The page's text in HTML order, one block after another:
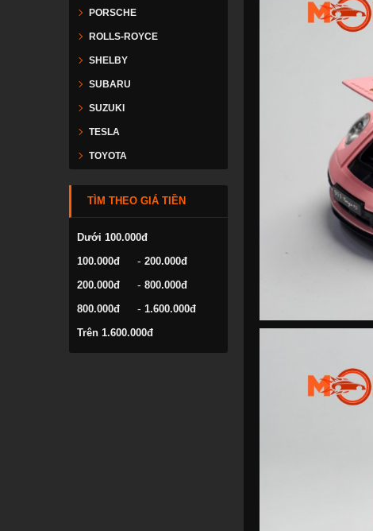
PORSCHE
ROLLS-ROYCE
SHELBY
SUBARU
SUZUKI
TESLA
TOYOTA
VOLKSWAGEN
TÌM THEO GIÁ TIỀN
Dưới 100.000đ
100.000đ
- 200.000đ
200.000đ
- 800.000đ
800.000đ
- 1.600.000đ
Trên 1.600.000đ